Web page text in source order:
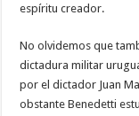
espíritu creador.
No olvidemos que
dictadura militar
por el dictador Juan
obstante Benedetti